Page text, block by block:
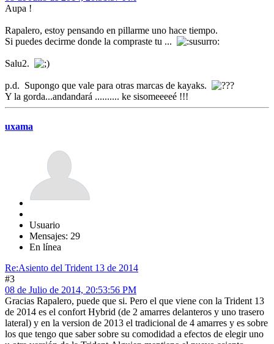
Aupa !
Rapalero, estoy pensando en pillarme uno hace tiempo.
Si puedes decirme donde la compraste tu ...
Salu2.
p.d. Supongo que vale para otras marcas de kayaks.
Y la gorda...andandará .......... ke sisomeeeeé !!!
uxama
Usuario
Mensajes: 29
En línea
Re:Asiento del Trident 13 de 2014
#3
08 de Julio de 2014, 20:53:56 PM
Gracias Rapalero, puede que si. Pero el que viene con la Trident 13
de 2014 es el confort Hybrid (de 2 amarres delanteros y uno trasero
lateral) y en la version de 2013 el tradicional de 4 amarres y es sobre
los que tengo que saber sobre su comodidad a efectos de elegir uno